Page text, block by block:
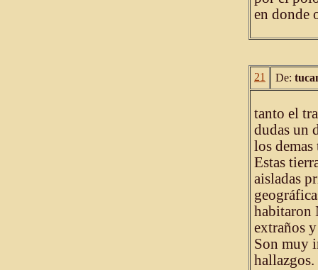
en donde
21 De:
tanto el
dudas un
los
Estas
aisladas
habitaron
extraños
Son muy
hallazgos.